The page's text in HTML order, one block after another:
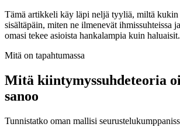
Tämä artikkeli käy läpi neljä tyyliä, miltä kukin
sisältäpäin, miten ne ilmenevät ihmissuhteissa
omasi tekee asioista hankalampia kuin haluaisit.
Mitä on tapahtumassa
Mitä kiintymyssuhdeteoria
sanoo
Tunnistatko oman mallisi